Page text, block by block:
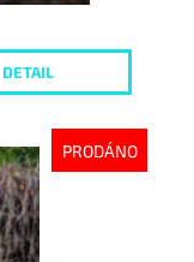
DETAIL
PRODÁNO